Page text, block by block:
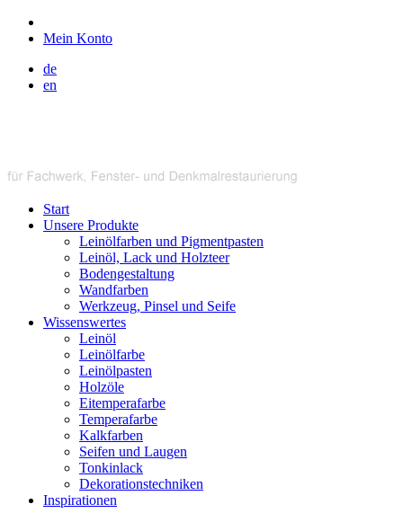
Mein Konto
de
en
Start
Unsere Produkte
Leinölfarben und Pigmentpasten
Leinöl, Lack und Holzteer
Bodengestaltung
Wandfarben
Werkzeug, Pinsel und Seife
Wissenswertes
Leinöl
Leinölfarbe
Leinölpasten
Holzöle
Eitemperafarbe
Temperafarbe
Kalkfarben
Seifen und Laugen
Tonkinlack
Dekorationstechniken
Inspirationen